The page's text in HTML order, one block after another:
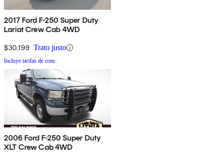
2017 Ford F-250 Super Duty
Lariat Crew Cab 4WD
$30,199 Trato justo
Incluye tarifas de conc.
2006 Ford F-250 Super Duty
XLT Crew Cab 4WD